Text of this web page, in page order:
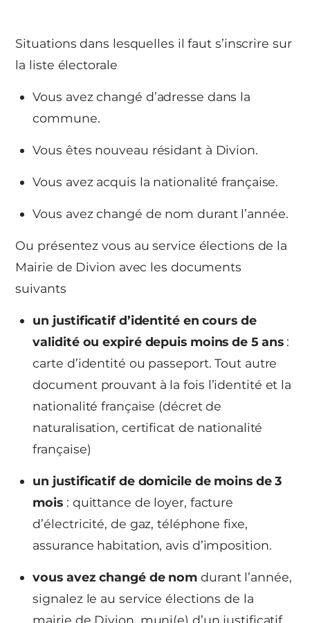
Situations dans lesquelles il faut s’inscrire sur
la liste électorale
Vous avez changé d’adresse dans la
commune.
Vous êtes nouveau résidant à Divion.
Vous avez acquis la nationalité française.
Vous avez changé de nom durant l’année.
Ou présentez vous au service élections de la
Mairie de Divion avec les documents
suivants
un justificatif d’identité en cours de
validité ou expiré depuis moins de 5 ans:
carte d’identité ou passeport. Tout autre
document prouvant à la fois l’identité et la
nationalité française (décret de
naturalisation, certificat de nationalité
française)
un justificatif de domicile de moins de 3
mois : quittance de loyer, facture
d’électricité, de gaz, téléphone fixe,
assurance habitation, avis d’imposition.
vous avez changé de nom durant l’année,
signalez le au service élections de la
mairie de Divion, muni(e) d’un justificatif